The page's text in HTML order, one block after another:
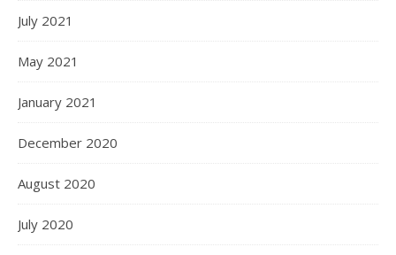
July 2021
May 2021
January 2021
December 2020
August 2020
July 2020